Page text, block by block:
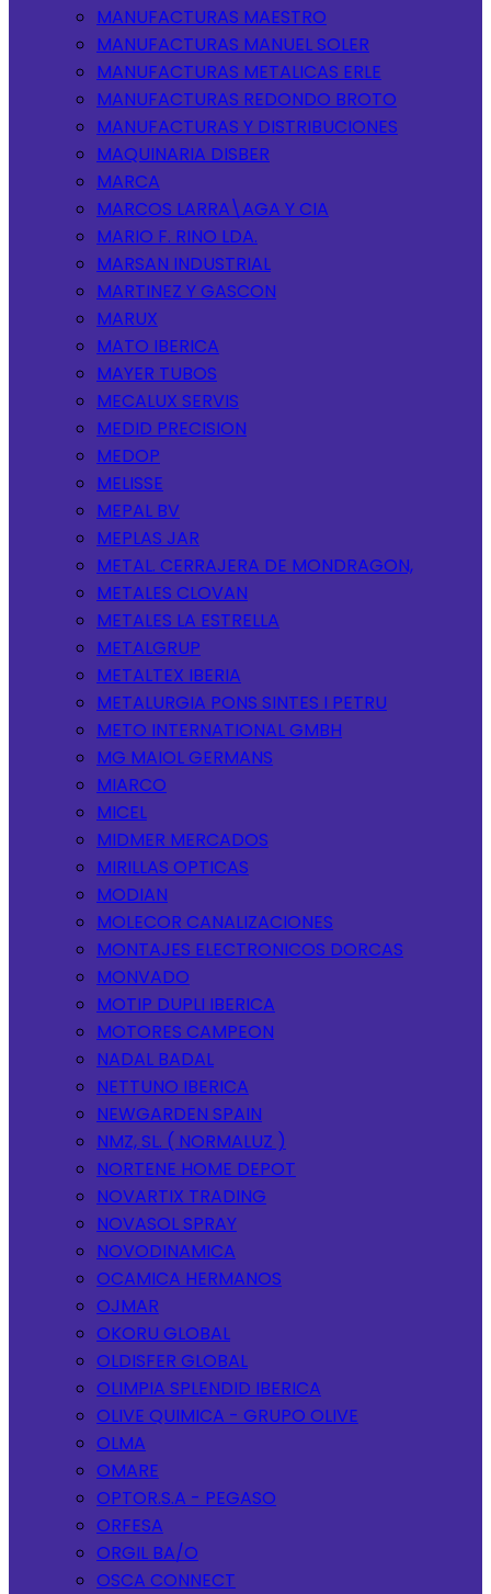
MANUFACTURAS MAESTRO
MANUFACTURAS MANUEL SOLER
MANUFACTURAS METALICAS ERLE
MANUFACTURAS REDONDO BROTO
MANUFACTURAS Y DISTRIBUCIONES
MAQUINARIA DISBER
MARCA
MARCOS LARRA\AGA Y CIA
MARIO F. RINO LDA.
MARSAN INDUSTRIAL
MARTINEZ Y GASCON
MARUX
MATO IBERICA
MAYER TUBOS
MECALUX SERVIS
MEDID PRECISION
MEDOP
MELISSE
MEPAL BV
MEPLAS JAR
METAL. CERRAJERA DE MONDRAGON,
METALES CLOVAN
METALES LA ESTRELLA
METALGRUP
METALTEX IBERIA
METALURGIA PONS SINTES I PETRU
METO INTERNATIONAL GMBH
MG MAIOL GERMANS
MIARCO
MICEL
MIDMER MERCADOS
MIRILLAS OPTICAS
MODIAN
MOLECOR CANALIZACIONES
MONTAJES ELECTRONICOS DORCAS
MONVADO
MOTIP DUPLI IBERICA
MOTORES CAMPEON
NADAL BADAL
NETTUNO IBERICA
NEWGARDEN SPAIN
NMZ, SL. ( NORMALUZ )
NORTENE HOME DEPOT
NOVARTIX TRADING
NOVASOL SPRAY
NOVODINAMICA
OCAMICA HERMANOS
OJMAR
OKORU GLOBAL
OLDISFER GLOBAL
OLIMPIA SPLENDID IBERICA
OLIVE QUIMICA - GRUPO OLIVE
OLMA
OMARE
OPTOR.S.A - PEGASO
ORFESA
ORGIL BA/O
OSCA CONNECT